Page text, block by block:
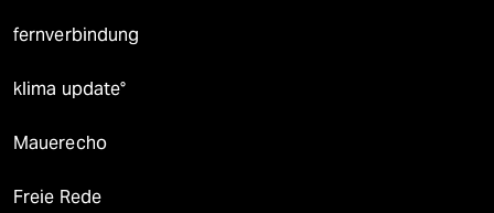
fernverbindung
klima update°
Mauerecho
Freie Rede